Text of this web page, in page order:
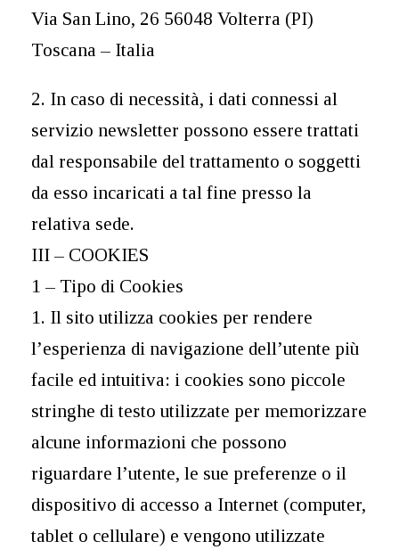
Via San Lino, 26 56048 Volterra (PI)
Toscana – Italia
2. In caso di necessità, i dati connessi al
servizio newsletter possono essere trattati
dal responsabile del trattamento o soggetti
da esso incaricati a tal fine presso la
relativa sede.
III – COOKIES
1 – Tipo di Cookies
1. Il sito utilizza cookies per rendere
l’esperienza di navigazione dell’utente più
facile ed intuitiva: i cookies sono piccole
stringhe di testo utilizzate per memorizzare
alcune informazioni che possono
riguardare l’utente, le sue preferenze o il
dispositivo di accesso a Internet (computer,
tablet o cellulare) e vengono utilizzate